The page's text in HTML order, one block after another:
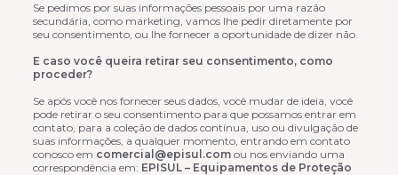
Se pedimos por suas informações pessoais por uma razão
secundária, como marketing, vamos lhe pedir diretamente por
seu consentimento, ou lhe fornecer a oportunidade de dizer não.
E caso você queira retirar seu consentimento, como
proceder?
Se após você nos fornecer seus dados, você mudar de ideia, você
pode retirar o seu consentimento para que possamos entrar em
contato, para a coleção de dados contínua, uso ou divulgação de
suas informações, a qualquer momento, entrando em contato
conosco em comercial@episul.comou nos enviando uma
correspondência em: EPISUL – Equipamentos de Proteção